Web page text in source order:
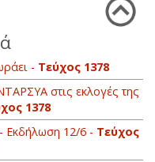
- Τεύχος 1378
στις εκλογές της
1378
Εκδήλωση 12/6 - Τεύχος